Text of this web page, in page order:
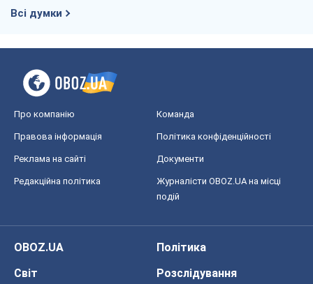
Всі думки
Про компанію Команда
Правова інформація Політика конфіденційності
Реклама на сайті Документи
Редакційна політика
Журналісти OBOZ.UA на місці
подій
OBOZ.UA
Політика
Світ
Розслідування